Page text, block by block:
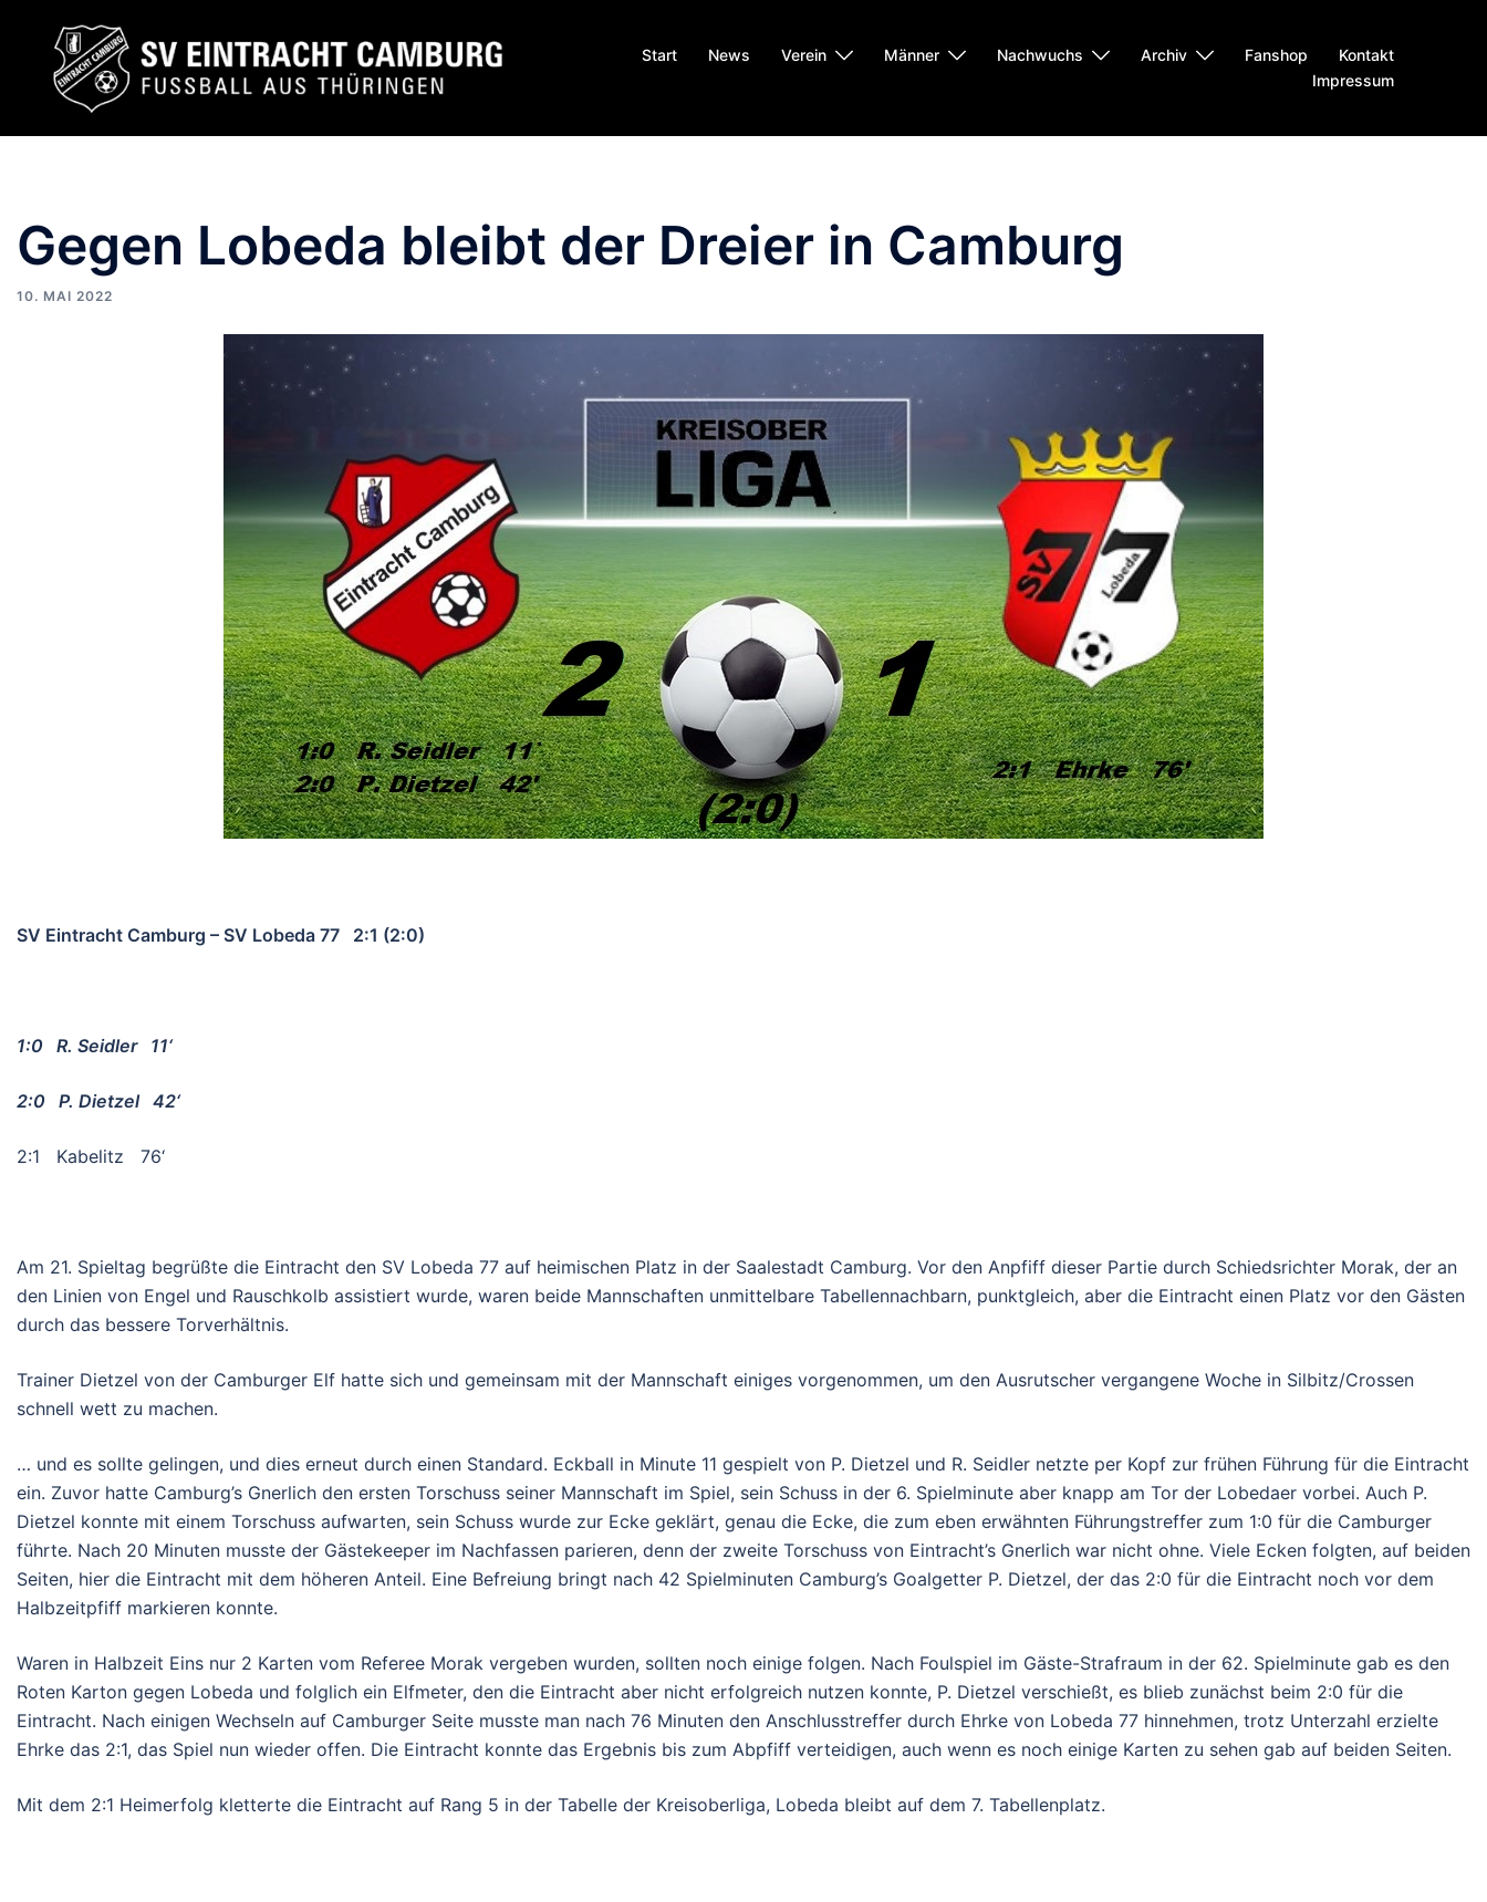
springen
Start News Verein Männer Nachwuchs Archiv Fanshop
Kontakt
Impressum
Gegen Lobeda bleibt der Dreier in Camburg
10. MAI 2022
SV Eintracht Camburg – SV Lobeda 77 2:1 (2:0)
1:0 R. Seidler 11‘
2:0 P. Dietzel 42‘
2:1 Kabelitz 76‘
Am 21. Spieltag begrüßte die Eintracht den SV Lobeda 77 auf heimischen Platz in der Saalestadt Camburg. Vor den Anpfiff dieser Partie durch Schiedsrichter Morak, der an
den Linien von Engel und Rauschkolb assistiert wurde, waren beide Mannschaften unmittelbare Tabellennachbarn, punktgleich, aber die Eintracht einen Platz vor den Gästen
durch das bessere Torverhältnis.
Trainer Dietzel von der Camburger Elf hatte sich und gemeinsam mit der Mannschaft einiges vorgenommen, um den Ausrutscher vergangene Woche in Silbitz/Crossen
schnell wett zu machen.
… und es sollte gelingen, und dies erneut durch einen Standard. Eckball in Minute 11 gespielt von P. Dietzel und R. Seidler netzte per Kopf zur frühen Führung für die Eintracht
ein. Zuvor hatte Camburg’s Gnerlich den ersten Torschuss seiner Mannschaft im Spiel, sein Schuss in der 6. Spielminute aber knapp am Tor der Lobedaer vorbei. Auch P.
Dietzel konnte mit einem Torschuss aufwarten, sein Schuss wurde zur Ecke geklärt, genau die Ecke, die zum eben erwähnten Führungstreffer zum 1:0 für die Camburger
führte. Nach 20 Minuten musste der Gästekeeper im Nachfassen parieren, denn der zweite Torschuss von Eintracht’s Gnerlich war nicht ohne. Viele Ecken folgten, auf beiden
Seiten, hier die Eintracht mit dem höheren Anteil. Eine Befreiung bringt nach 42 Spielminuten Camburg’s Goalgetter P. Dietzel, der das 2:0 für die Eintracht noch vor dem
Halbzeitpfiff markieren konnte.
Waren in Halbzeit Eins nur 2 Karten vom Referee Morak vergeben wurden, sollten noch einige folgen. Nach Foulspiel im Gäste-Strafraum in der 62. Spielminute gab es den
Roten Karton gegen Lobeda und folglich ein Elfmeter, den die Eintracht aber nicht erfolgreich nutzen konnte, P. Dietzel verschießt, es blieb zunächst beim 2:0 für die
Eintracht. Nach einigen Wechseln auf Camburger Seite musste man nach 76 Minuten den Anschlusstreffer durch Ehrke von Lobeda 77 hinnehmen, trotz Unterzahl erzielte
Ehrke das 2:1, das Spiel nun wieder offen. Die Eintracht konnte das Ergebnis bis zum Abpfiff verteidigen, auch wenn es noch einige Karten zu sehen gab auf beiden Seiten.
Mit dem 2:1 Heimerfolg kletterte die Eintracht auf Rang 5 in der Tabelle der Kreisoberliga, Lobeda bleibt auf dem 7. Tabellenplatz.